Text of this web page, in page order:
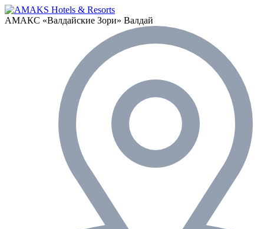
АМАКС «‎Валдайские Зори» Валдай